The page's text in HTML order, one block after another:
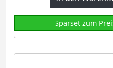
Sparset zum